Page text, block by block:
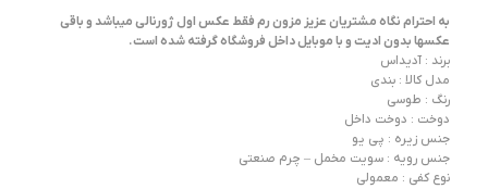
به احترام نگاه مشتریان عزیز مزون رم فقط عکس اول ژورنالی میباشد و باقی
عکسها بدون ادیت و با موبایل داخل فروشگاه گرفته شده است.
برند : آدیداس
مدل کالا : بندی
رنگ : طوسی
دوخت : دوخت داخل
جنس زیره : پی یو
جنس رویه : سویت مخمل – چرم صنعتی
نوع کفی : معمولی